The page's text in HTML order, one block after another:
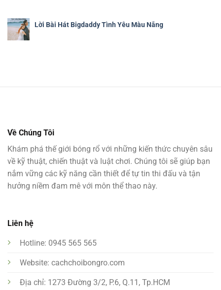
Lời Bài Hát Bigdaddy Tình Yêu Màu Nắng
Về Chúng Tôi
Khám phá thế giới bóng rổ với những kiến thức chuyên sâu
về kỹ thuật, chiến thuật và luật chơi. Chúng tôi sẽ giúp bạn
nắm vững các kỹ năng cần thiết để tự tin thi đấu và tận
hưởng niềm đam mê với môn thể thao này.
Liên hệ
Hotline: 0945 565 565
Website: cachchoibongro.com
Địa chỉ: 1273 Đường 3/2, P.6, Q.11, Tp.HCM